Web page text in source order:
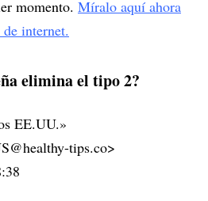
momento. Míralo aquí ahora
internet.
elimina el tipo 2?
EE.UU.»
tips.co>